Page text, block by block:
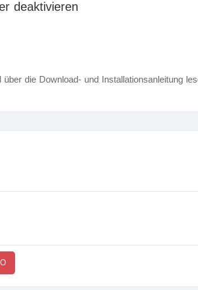
deaktivieren
die Download- und Installationsanleitung